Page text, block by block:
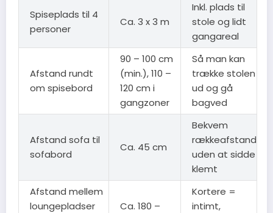
Spiseplads til 4
personer
Ca. 3 x 3 m
Inkl. plads til
stole og lidt
gangareal
Afstand rundt
om spisebord
90 – 100 cm
(min.), 110 –
120 cm i
gangzoner
Så man kan
trække stolen
ud og gå
bagved
Afstand sofa til
sofabord
Ca. 45 cm
Bekvem
rækkeafstand
uden at sidde
klemt
Afstand mellem
loungepladser
Ca. 180 –
Kortere =
intimt,